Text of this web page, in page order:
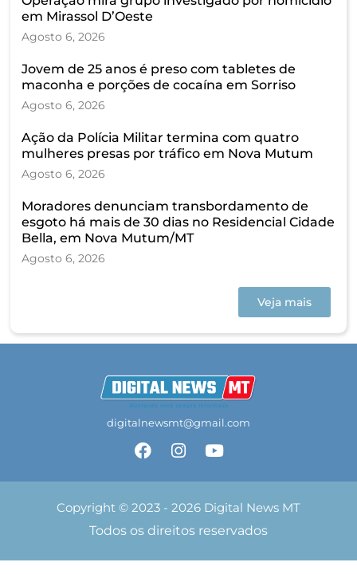
em Mirassol D’Oeste
Agosto 6, 2026
Jovem de 25 anos é preso com tabletes de
maconha e porções de cocaína em Sorriso
Agosto 6, 2026
Ação da Polícia Militar termina com quatro
mulheres presas por tráfico em Nova Mutum
Agosto 6, 2026
Moradores denunciam transbordamento de
esgoto há mais de 30 dias no Residencial Cidade
Bella, em Nova Mutum/MT
Agosto 6, 2026
Veja mais
digitalnewsmt@gmail.com
Copyright © 2023 - 2026 Digital News MT
Todos os direitos reservados